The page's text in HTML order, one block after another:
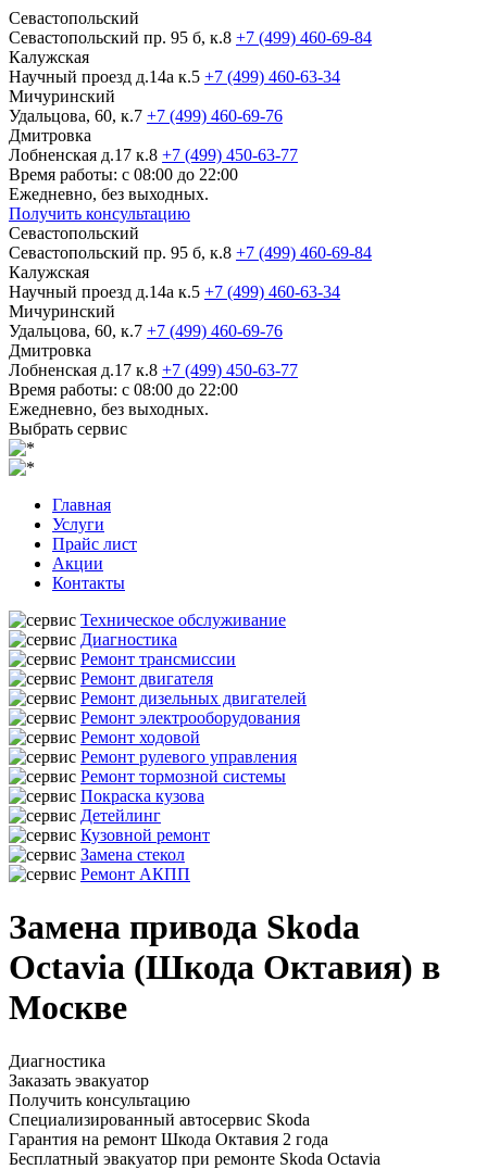
Севастопольский
Севастопольский пр. 95 б, к.8 +7 (499) 460-69-84
Калужская
Научный проезд д.14а к.5 +7 (499) 460-63-34
Мичуринский
Удальцова, 60, к.7 +7 (499) 460-69-76
Дмитровка
Лобненская д.17 к.8 +7 (499) 450-63-77
Время работы: с 08:00 до 22:00
Ежедневно, без выходных.
Получить консультацию
Севастопольский
Севастопольский пр. 95 б, к.8 +7 (499) 460-69-84
Калужская
Научный проезд д.14а к.5 +7 (499) 460-63-34
Мичуринский
Удальцова, 60, к.7 +7 (499) 460-69-76
Дмитровка
Лобненская д.17 к.8 +7 (499) 450-63-77
Время работы: с 08:00 до 22:00
Ежедневно, без выходных.
Выбрать сервис
Главная
Услуги
Прайс лист
Акции
Контакты
Техническое обслуживание
Диагностика
Ремонт трансмиссии
Ремонт двигателя
Ремонт дизельных двигателей
Ремонт электрооборудования
Ремонт ходовой
Ремонт рулевого управления
Ремонт тормозной системы
Покраска кузова
Детейлинг
Кузовной ремонт
Замена стекол
Ремонт АКПП
Замена привода Skoda
Octavia (Шкода Октавия) в
Москве
Диагностика
Заказать эвакуатор
Получить консультацию
Специализированный автосервис Skoda
Гарантия на ремонт Шкода Октавия 2 года
Бесплатный эвакуатор при ремонте Skoda Octavia